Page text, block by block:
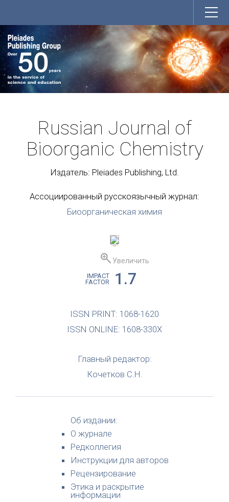
Russian Journal of
Bioorganic Chemistry
Издатель: Pleiades Publishing, Ltd.
Ассоциированный русскоязычный журнал:
Биоорганическая химия
Увеличить
IMPACT
FACTOR
1.7
ISSN PRINT: 1068-1620
ISSN ONLINE: 1608-330X
Главный редактор:
Кочетков С.Н.
Об издании:
О журнале
Редколлегия
Инструкции для авторов
Рецензирование
Этика и раскрытие
информации